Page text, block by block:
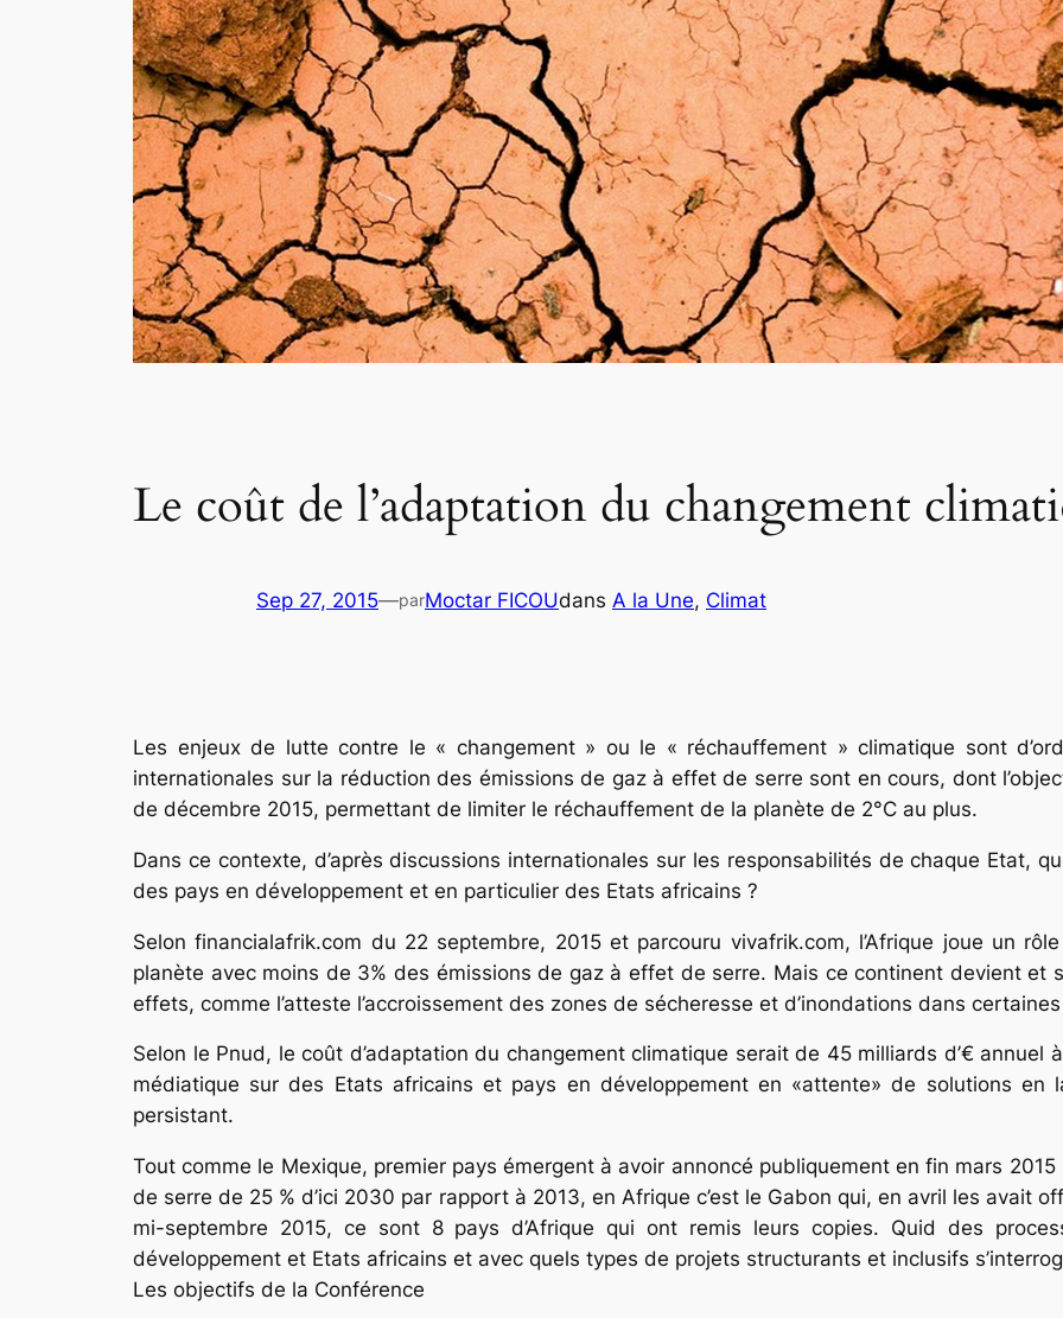
Le coût de l’adaptation du changement
Sep 27, 2015—parMoctar FICOUdans A la Une, Climat
Les enjeux de lutte contre le « changement » ou le « réchauffement » climatique sont
internationales sur la réduction des émissions de gaz à effet de serre sont en cours, dont
de décembre 2015, permettant de limiter le réchauffement de la planète de 2°C au plus.
Dans ce contexte, d’après discussions internationales sur les responsabilités de chaque Etat,
des pays en développement et en particulier des Etats africains ?
Selon financialafrik.com du 22 septembre, 2015 et parcouru vivafrik.com, l’Afrique joue un
planète avec moins de 3% des émissions de gaz à effet de serre. Mais ce continent devient et
effets, comme l’atteste l’accroissement des zones de sécheresse et d’inondations dans
Selon le Pnud, le coût d’adaptation du changement climatique serait de 45 milliards d’€ annuel
médiatique sur des Etats africains et pays en développement en «attente» de solutions en
persistant.
Tout comme le Mexique, premier pays émergent à avoir annoncé publiquement en fin mars
de serre de 25 % d’ici 2030 par rapport à 2013, en Afrique c’est le Gabon qui, en avril les avait
mi-septembre 2015, ce sont 8 pays d’Afrique qui ont remis leurs copies. Quid des
développement et Etats africains et avec quels types de projets structurants et inclusifs
Les objectifs de la Conférence